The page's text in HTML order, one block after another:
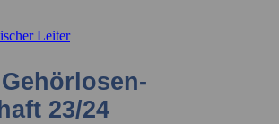
Leiter
23/24